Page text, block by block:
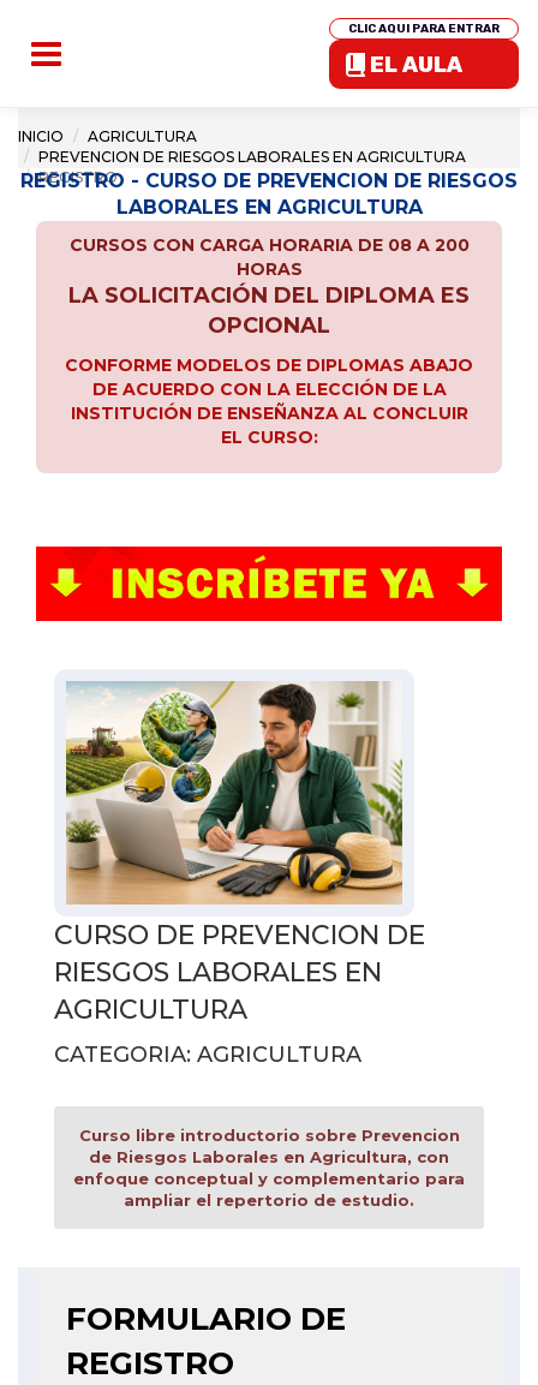
CLIC AQUI PARA ENTRAR
EL AULA
INICIO
AGRICULTURA
PREVENCION DE RIESGOS LABORALES EN AGRICULTURA
REGISTRO
REGISTRO - CURSO DE PREVENCION DE RIESGOS
LABORALES EN AGRICULTURA
CURSOS CON CARGA HORARIA DE 08 A 200
HORAS
LA SOLICITACIÓN DEL DIPLOMA ES
OPCIONAL
CONFORME MODELOS DE DIPLOMAS ABAJO
DE ACUERDO CON LA ELECCIÓN DE LA
INSTITUCIÓN DE ENSEÑANZA AL CONCLUIR
EL CURSO:
CURSO DE PREVENCION DE
RIESGOS LABORALES EN
AGRICULTURA
CATEGORIA: AGRICULTURA
Curso libre introductorio sobre Prevencion
de Riesgos Laborales en Agricultura, con
enfoque conceptual y complementario para
ampliar el repertorio de estudio.
FORMULARIO DE
REGISTRO